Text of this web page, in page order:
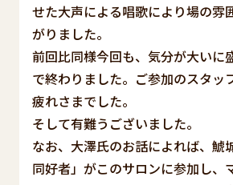
せた大声による唱歌により場の雰
がりました。
前回比同様今回も、気分が大いに
で終わりました。ご参加のスタッ
疲れさまでした。
そして有難うございました。
なお、大澤氏のお話によれば、鯱
同好者」がこのサロンに参加し、